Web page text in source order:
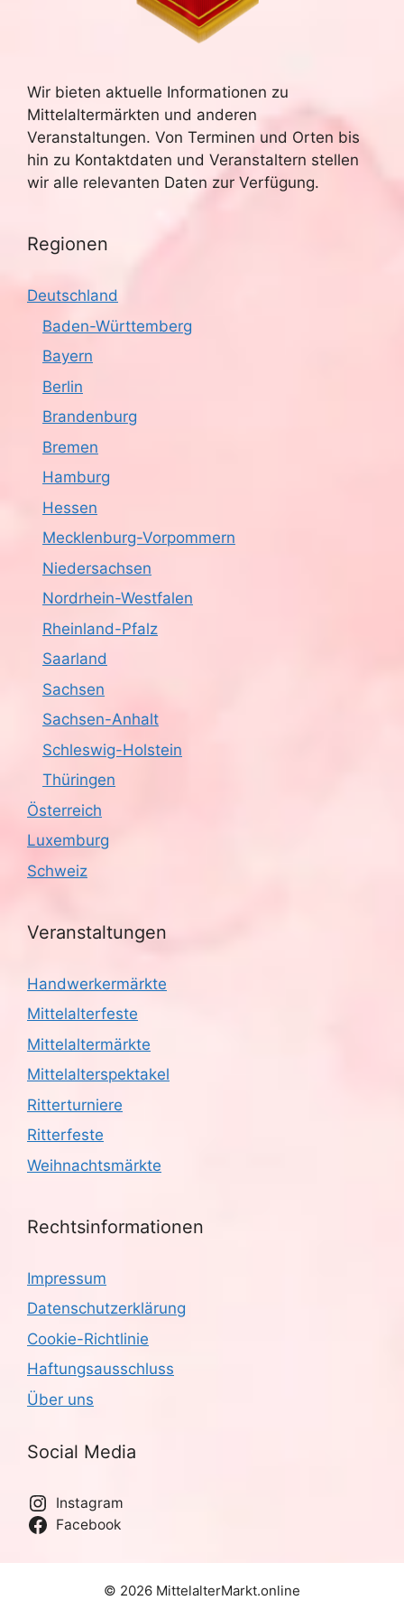
Wir bieten aktuelle Informationen zu
Mittelaltermärkten und anderen
Veranstaltungen. Von Terminen und Orten bis
hin zu Kontaktdaten und Veranstaltern stellen
wir alle relevanten Daten zur Verfügung.
Regionen
Deutschland
Baden-Württemberg
Bayern
Berlin
Brandenburg
Bremen
Hamburg
Hessen
Mecklenburg-Vorpommern
Niedersachsen
Nordrhein-Westfalen
Rheinland-Pfalz
Saarland
Sachsen
Sachsen-Anhalt
Schleswig-Holstein
Thüringen
Österreich
Luxemburg
Schweiz
Veranstaltungen
Handwerkermärkte
Mittelalterfeste
Mittelaltermärkte
Mittelalterspektakel
Ritterturniere
Ritterfeste
Weihnachtsmärkte
Rechtsinformationen
Impressum
Datenschutzerklärung
Cookie-Richtlinie
Haftungsausschluss
Über uns
Social Media
Instagram
Facebook
© 2026 MittelalterMarkt.online